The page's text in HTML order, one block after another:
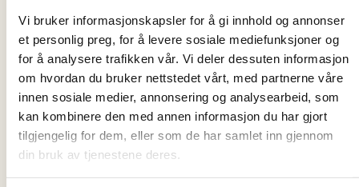
Vi bruker informasjonskapsler for å gi innhold og annonser
et personlig preg, for å levere sosiale mediefunksjoner og
for å analysere trafikken vår. Vi deler dessuten informasjon
om hvordan du bruker nettstedet vårt, med partnerne våre
innen sosiale medier, annonsering og analysearbeid, som
kan kombinere den med annen informasjon du har gjort
tilgjengelig for dem, eller som de har samlet inn gjennom
din bruk av tjenestene deres.